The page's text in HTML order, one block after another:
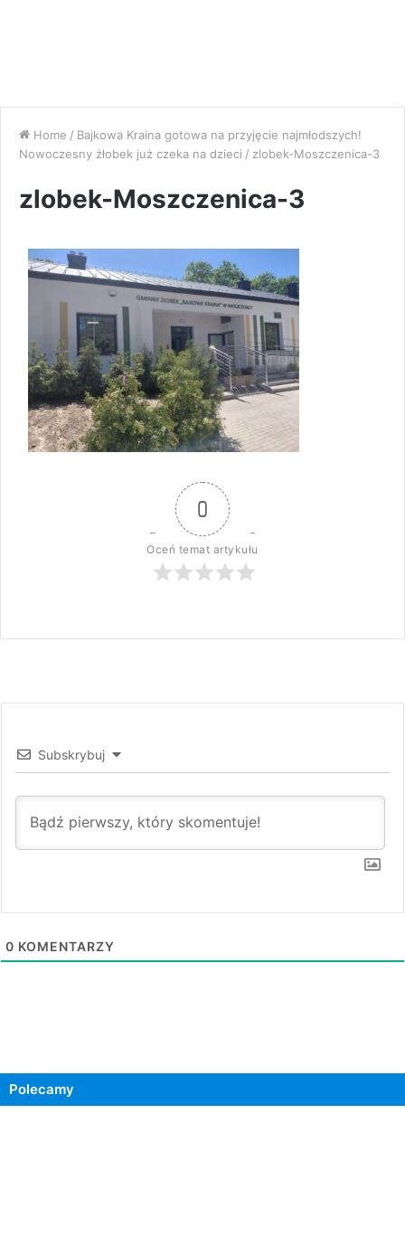
Home / Bajkowa Kraina gotowa na przyjęcie najmłodszych!
Nowoczesny żłobek już czeka na dzieci / zlobek-Moszczenica-3
zlobek-Moszczenica-3
0
Oceń temat artykułu
Subskrybuj
0 KOMENTARZY
Polecamy